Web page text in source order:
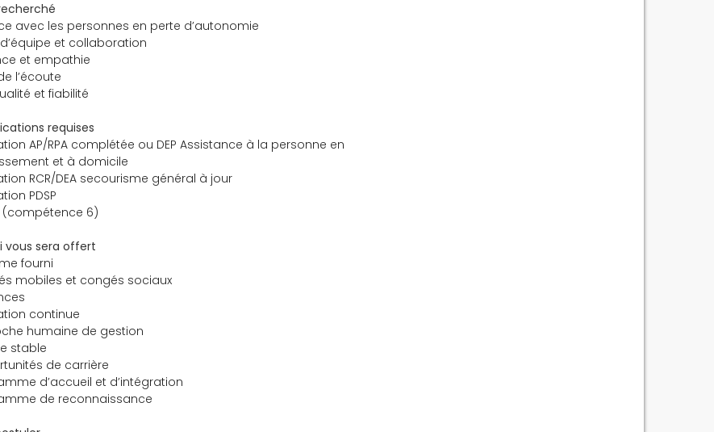
avec les personnes en perte d’autonomie
et collaboration
et empathie
l’écoute
et fiabilité
requises
AP/RPA complétée ou DEP Assistance à la personne en
et à domicile
RCR/DEA secourisme général à jour
PDSP
(compétence 6)
vous sera offert
fourni
mobiles et congés sociaux
continue
humaine de gestion
stable
de carrière
d’accueil et d’intégration
de reconnaissance